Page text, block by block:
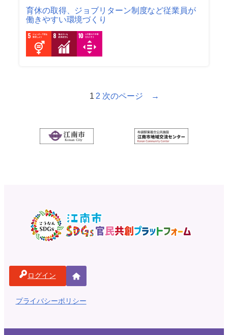
育休の取得、ジョブリターン制度など従業員が
働きやすい環境づくり
1 2 次のページ →
ログイン
ー
プライバシーポリシー